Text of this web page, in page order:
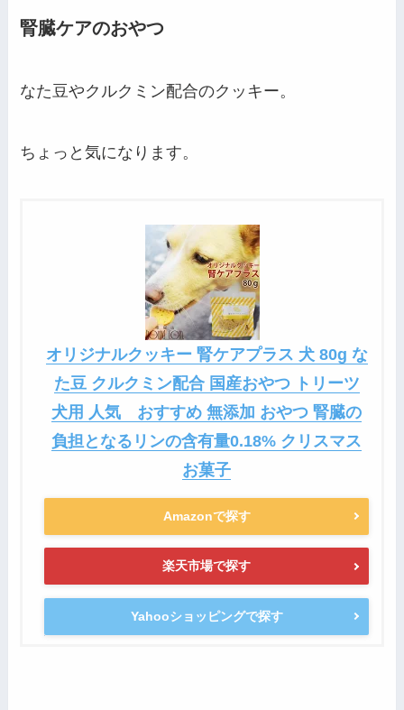
腎臓ケアのおやつ
なた豆やクルクミン配合のクッキー。
ちょっと気になります。
オリジナルクッキー 腎ケアプラス 犬 80g な
た豆 クルクミン配合 国産おやつ トリーツ
犬用 人気 おすすめ 無添加 おやつ 腎臓の
負担となるリンの含有量0.18% クリスマス
お菓子
Amazonで探す
楽天市場で探す
Yahooショッピングで探す